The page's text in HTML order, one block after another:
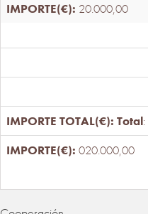
20.000,00
Total:
020.000,00